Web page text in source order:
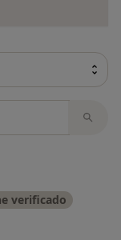
verificado